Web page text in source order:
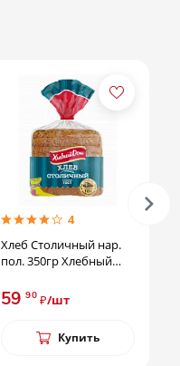
4
Хлеб Столичный нар.
пол. 350гр Хлебный
59 90 ₽/шт
Купить